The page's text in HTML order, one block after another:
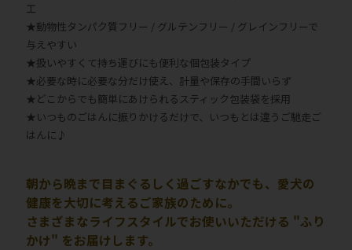
工
★動物性タンパク質フリー / グルテンフリー / グレインフリーで
与えやすい
★扱いやすくて持ち運びにも便利な個包装タイプ
★必要な時に必要な分だけ使え、計量や保存の手間いらず
★どこからでも簡単にあけられるスティック包装袋を採用
★いつものごはんに振りかけるだけで、いつもとは違うご馳走ご
はんに♪
朝から晩まで目まぐるしく過ごすなかでも、愛犬の
健康を大切に考えるご家族のために。
さまざまなライフスタイルでお使いいただける "ふり
かけ" をお届けします。